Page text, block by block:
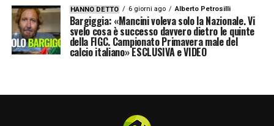
HANNO DETTO 6 giorni ago Alberto Petrosilli
Bargiggia: «Mancini voleva solo la Nazionale. Vi
svelo cosa è successo davvero dietro le quinte
della FIGC. Campionato Primavera male del
calcio italiano» ESCLUSIVA e VIDEO